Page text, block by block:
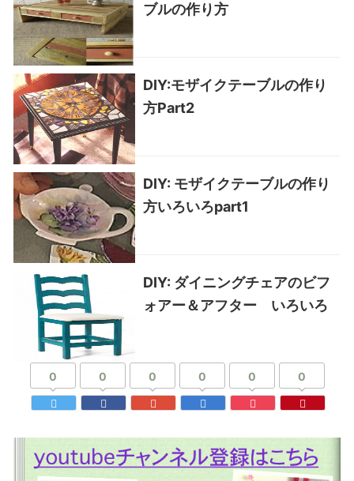
ブルの作り方
DIY:モザイクテーブルの作り
方Part2
DIY: モザイクテーブルの作り
方いろいろpart1
DIY: ダイニングチェアのビフ
ォアー＆アフター いろいろ
0 0 0 0 0 0